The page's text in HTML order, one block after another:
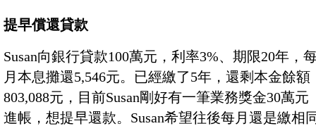
提早償還貸款
Susan向銀行貸款100萬元，利率3%、期限20年，
月本息攤還5,546元。已經繳了5年，還剩本金餘額
803,088元，目前Susan剛好有一筆業務獎金30萬元
進帳，想提早還款。Susan希望往後每月還是繳相